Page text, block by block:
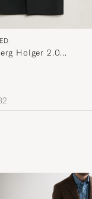
Holger 2.0
Black 50